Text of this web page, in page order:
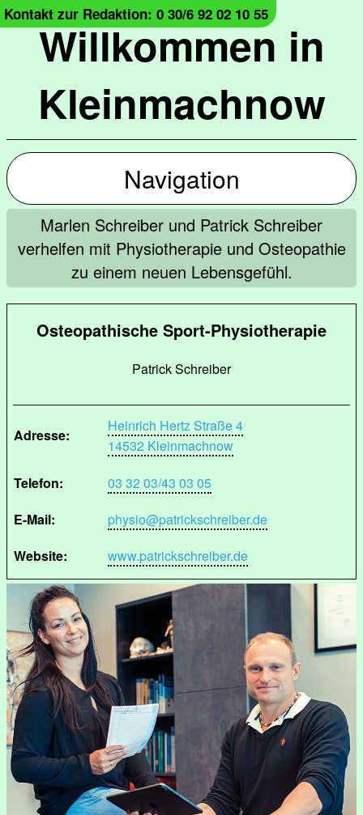
Willkommen in
Kleinmachnow
Kontakt zur Redaktion: 0 30/6 92 02 10 55
Navigation
Marlen Schreiber und Patrick Schreiber
verhelfen mit Physiotherapie und Osteopathie
zu einem neuen Lebensgefühl.
Osteopathische Sport-Physiotherapie
Patrick Schreiber
Adresse:
Heinrich Hertz Straße 4
14532 Kleinmachnow
Telefon:
03 32 03/43 03 05
E-Mail:
physio@patrickschreiber.de
Website:
www.patrickschreiber.de